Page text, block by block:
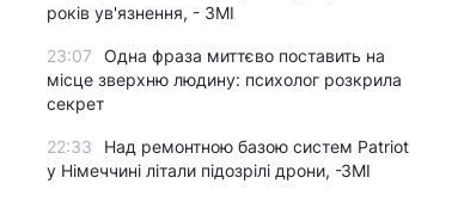
років ув'язнення, - ЗМІ
23:07
Одна фраза миттєво поставить на
місце зверхню людину: психолог розкрила
секрет
22:33
Над ремонтною базою систем Patriot
у Німеччині літали підозрілі дрони, -ЗМІ